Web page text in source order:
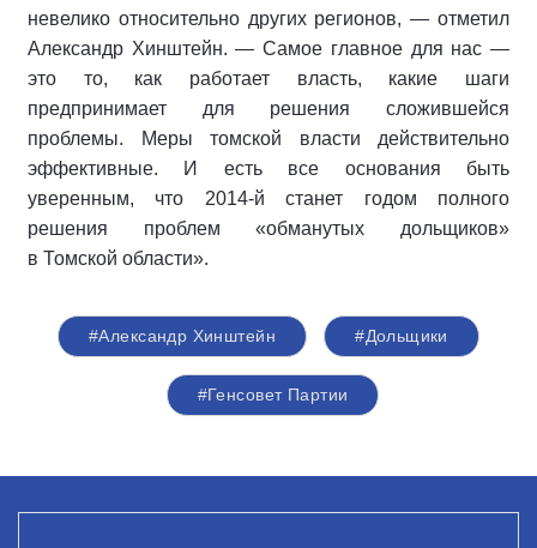
невелико относительно других регионов, — отметил
Александр Хинштейн. — Самое главное для нас —
это то, как работает власть, какие шаги
предпринимает для решения сложившейся
проблемы. Меры томской власти действительно
эффективные. И есть все основания быть
уверенным, что 2014-й станет годом полного
решения проблем «обманутых дольщиков»
в Томской области».
#Александр Хинштейн #Дольщики
#Генсовет Партии